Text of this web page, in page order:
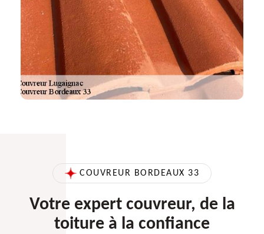
COUVREUR BORDEAUX 33
Votre expert couvreur, de la
toiture à la confiance